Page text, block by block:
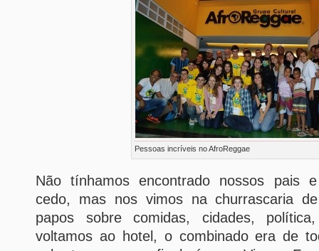
Pessoas incríveis no AfroReggae
Não tínhamos encontrado nossos pais
cedo, mas nos vimos na churrascaria
papos sobre comidas, cidades,
voltamos ao hotel, o combinado era de